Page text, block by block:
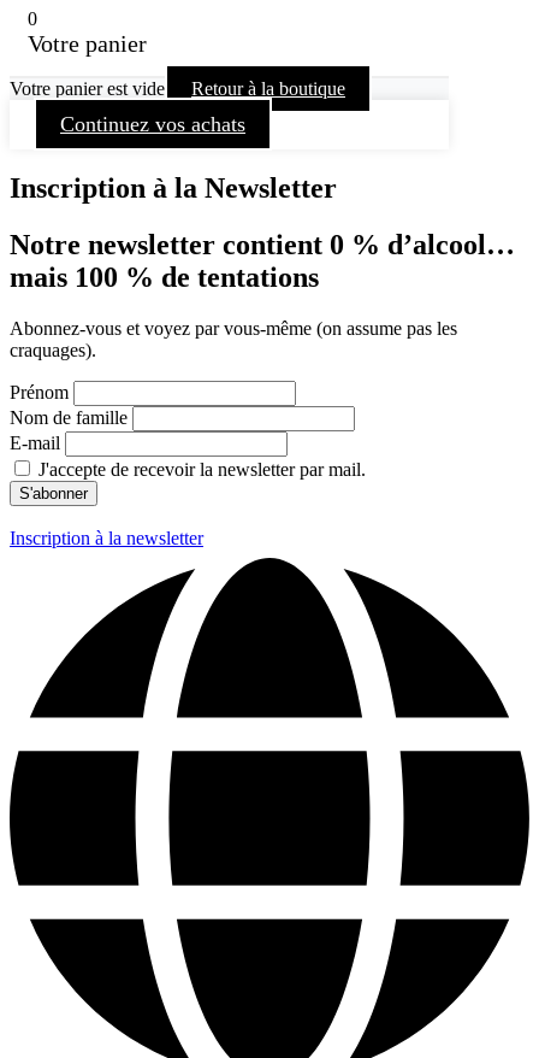
0
Votre panier
Votre panier est vide Retour à la boutique
Continuez vos achats
Inscription à la Newsletter
Notre newsletter contient 0 % d’alcool…
mais 100 % de tentations
Abonnez-vous et voyez par vous-même (on assume pas les
craquages).
Prénom
Nom de famille
E-mail
J'accepte de recevoir la newsletter par mail.
Inscription à la newsletter